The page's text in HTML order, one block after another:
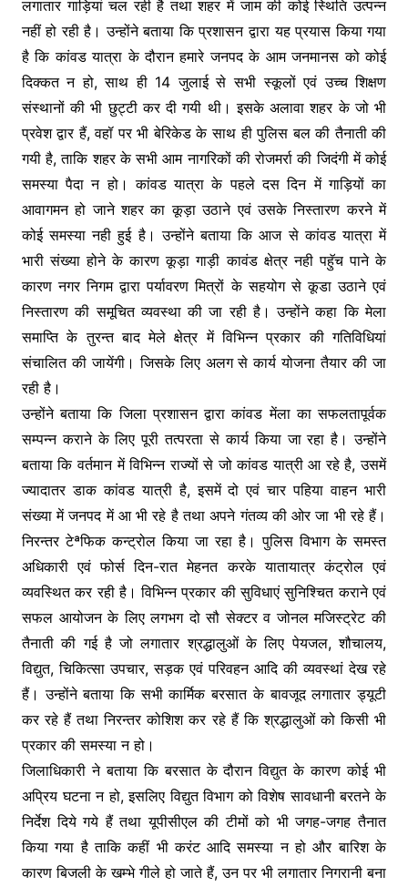
लगातार गाड़ियां चल रही है तथा शहर में जाम की कोई स्थिति उत्पन्न
नहीं हो रही है। उन्होंने बताया कि प्रशासन द्वारा यह प्रयास किया गया
है कि कांवड यात्रा के दौरान हमारे जनपद के आम जनमानस को कोई
दिक्कत न हो, साथ ही 14 जुलाई से सभी स्कूलों एवं उच्च शिक्षण
संस्थानों की भी छुट्टी कर दी गयी थी। इसके अलावा शहर के जो भी
प्रवेश द्वार हैं, वहॉ पर भी बेरिकेड के साथ ही पुलिस बल की तैनाती की
गयी है, ताकि शहर के सभी आम नागरिकों की रोजमर्रा की जिदंगी में कोई
समस्या पैदा न हो। कांवड यात्रा के पहले दस दिन में गाड़ियों का
आवागमन हो जाने शहर का कूड़ा उठाने एवं उसके निस्तारण करने में
कोई समस्या नही हुई है। उन्होंने बताया कि आज से कांवड यात्रा में
भारी संख्या होने के कारण कूड़ा गाड़ी कावंड क्षेत्र नही पहुॅच पाने के
कारण नगर निगम द्वारा पर्यावरण मित्रों के सहयोग से कूडा उठाने एवं
निस्तारण की समूचित व्यवस्था की जा रही है। उन्होंने कहा कि मेला
समाप्ति के तुरन्त बाद मेले क्षेत्र में विभिन्न प्रकार की गतिविधियां
संचालित की जायेंगी। जिसके लिए अलग से कार्य योजना तैयार की जा
रही है।
उन्होंने बताया कि जिला प्रशासन द्वारा कांवड मेंला का सफलतापूर्वक
सम्पन्न कराने के लिए पूरी तत्परता से कार्य किया जा रहा है। उन्होंने
बताया कि वर्तमान में विभिन्न राज्यों से जो कांवड यात्री आ रहे है, उसमें
ज्यादातर डाक कांवड यात्री है, इसमें दो एवं चार पहिया वाहन भारी
संख्या में जनपद में आ भी रहे है तथा अपने गंतव्य की ओर जा भी रहे हैं।
निरन्तर टेªफिक कन्ट्रोल किया जा रहा है। पुलिस विभाग के समस्त
अधिकारी एवं फोर्स दिन-रात मेहनत करके यातायात्र कंट्रोल एवं
व्यवस्थित कर रही है। विभिन्न प्रकार की सुविधाएं सुनिश्चित कराने एवं
सफल आयोजन के लिए लगभग दो सौ सेक्टर व जोनल मजिस्ट्रेट की
तैनाती की गई है जो लगातार श्रद्धालुओं के लिए पेयजल, शौचालय,
विद्युत, चिकित्सा उपचार, सड़क एवं परिवहन आदि की व्यवस्थां देख रहे
हैं। उन्होंने बताया कि सभी कार्मिक बरसात के बावजूद लगातार ड्यूटी
कर रहे हैं तथा निरन्तर कोशिश कर रहे हैं कि श्रद्धालुओं को किसी भी
प्रकार की समस्या न हो।
जिलाधिकारी ने बताया कि बरसात के दौरान विद्युत के कारण कोई भी
अप्रिय घटना न हो, इसलिए विद्युत विभाग को विशेष सावधानी बरतने के
निर्देश दिये गये हैं तथा यूपीसीएल की टीमों को भी जगह-जगह तैनात
किया गया है ताकि कहीं भी करंट आदि समस्या न हो और बारिश के
कारण बिजली के खम्भे गीले हो जाते हैं, उन पर भी लगातार निगरानी बना